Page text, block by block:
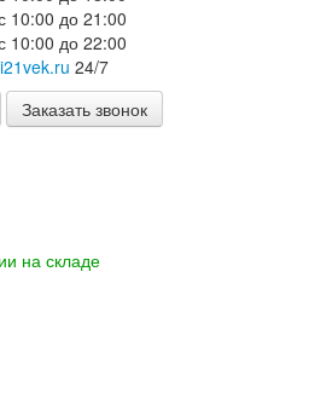
10:00 до 21:00
10:00 до 22:00
24/7
Заказать звонок
на складе